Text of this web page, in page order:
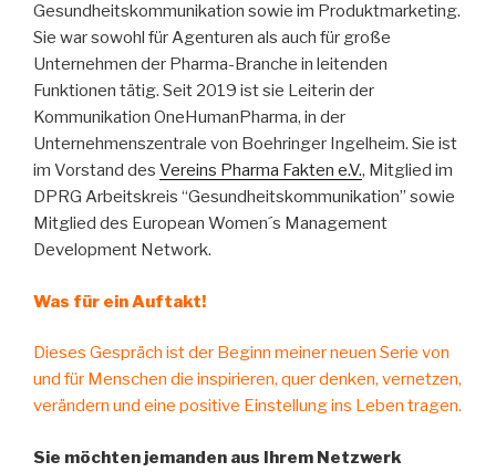
Gesundheitskommunikation sowie im Produktmarketing.
Sie war sowohl für Agenturen als auch für große
Unternehmen der Pharma-Branche in leitenden
Funktionen tätig. Seit 2019 ist sie Leiterin der
Kommunikation OneHumanPharma, in der
Unternehmenszentrale von Boehringer Ingelheim. Sie ist
im Vorstand des Vereins Pharma Fakten e.V., Mitglied im
DPRG Arbeitskreis “Gesundheitskommunikation” sowie
Mitglied des European Women´s Management
Development Network.
Was für ein Auftakt!
Dieses Gespräch ist der Beginn meiner neuen Serie von
und für Menschen die inspirieren, quer denken, vernetzen,
verändern und eine positive Einstellung ins Leben tragen.
Sie möchten jemanden aus Ihrem Netzwerk